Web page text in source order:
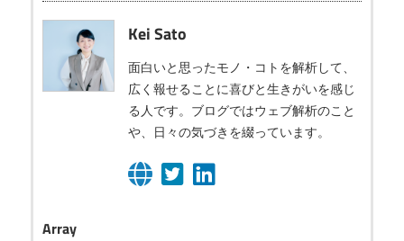
Kei Sato
面白いと思ったモノ・コトを解析して、
広く報せることに喜びと生きがいを感じ
る人です。ブログではウェブ解析のこと
や、日々の気づきを綴っています。
Array